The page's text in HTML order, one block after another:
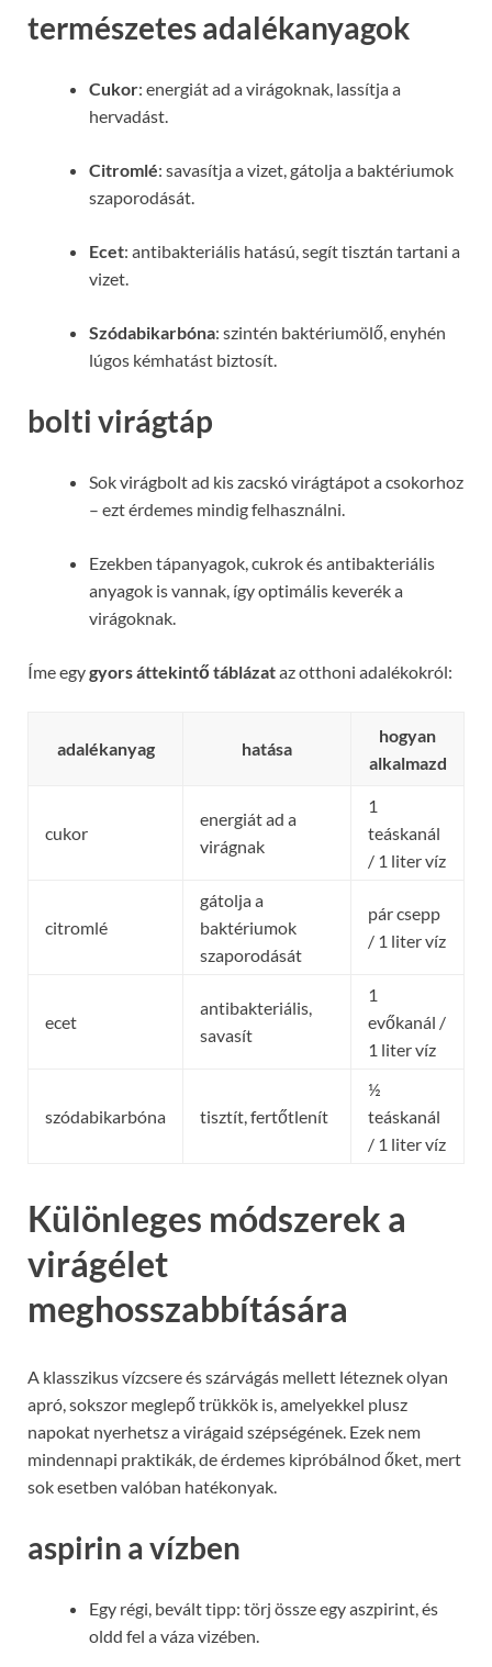
természetes adalékanyagok
Cukor: energiát ad a virágoknak, lassítja a
hervadást.
Citromlé: savasítja a vizet, gátolja a baktériumok
szaporodását.
Ecet: antibakteriális hatású, segít tisztán tartani a
vizet.
Szódabikarbóna: szintén baktériumölő, enyhén
lúgos kémhatást biztosít.
bolti virágtáp
Sok virágbolt ad kis zacskó virágtápot a csokorhoz
– ezt érdemes mindig felhasználni.
Ezekben tápanyagok, cukrok és antibakteriális
anyagok is vannak, így optimális keverék a
virágoknak.
Íme egygyors áttekintő táblázataz otthoni adalékokról:
adalékanyag hatása
hogyan
alkalmazd
cukor
energiát ad a
virágnak
1
teáskanál
/ 1 liter víz
citromlé
gátolja a
baktériumok
szaporodását
pár csepp
/ 1 liter víz
ecet
antibakteriális,
savasít
1
evőkanál /
1 liter víz
szódabikarbóna tisztít, fertőtlenít
½
teáskanál
/ 1 liter víz
Különleges módszerek a
virágélet
meghosszabbítására
A klasszikus vízcsere és szárvágás mellett léteznek olyan
apró, sokszor meglepő trükkök is, amelyekkel plusz
napokat nyerhetsz a virágaid szépségének. Ezek nem
mindennapi praktikák, de érdemes kipróbálnod őket, mert
sok esetben valóban hatékonyak.
aspirin a vízben
Egy régi, bevált tipp: törj össze egy aszpirint, és
oldd fel a váza vizében.